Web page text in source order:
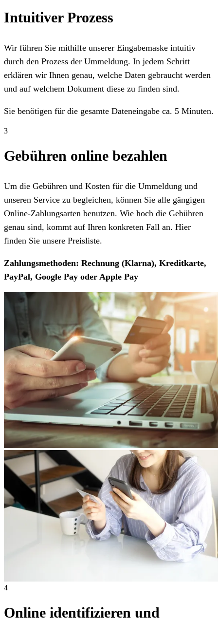
Intuitiver Prozess
Wir führen Sie mithilfe unserer Eingabemaske intuitiv
durch den Prozess der Ummeldung. In jedem Schritt
erklären wir Ihnen genau, welche Daten gebraucht werden
und auf welchem Dokument diese zu finden sind.
Sie benötigen für die gesamte Dateneingabe ca. 5 Minuten.
3
Gebühren online bezahlen
Um die Gebühren und Kosten für die Ummeldung und
unseren Service zu begleichen, können Sie alle gängigen
Online-Zahlungsarten benutzen. Wie hoch die Gebühren
genau sind, kommt auf Ihren konkreten Fall an. Hier
finden Sie unsere Preisliste.
Zahlungsmethoden: Rechnung (Klarna), Kreditkarte,
PayPal, Google Pay oder Apple Pay
4
Online identifizieren und